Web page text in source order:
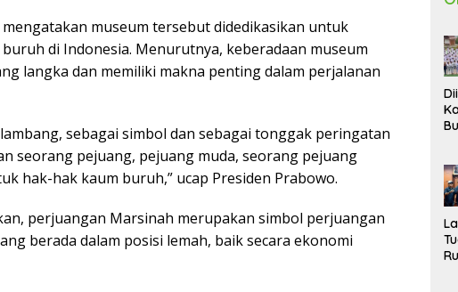
museum tersebut didedikasikan untuk
di Indonesia. Menurutnya, keberadaan museum
langka dan memiliki makna penting dalam perjalanan
sebagai simbol dan sebagai tonggak peringatan
seorang pejuang, pejuang muda, seorang pejuang
hak-hak kaum buruh,” ucap Presiden Prabowo.
perjuangan Marsinah merupakan simbol perjuangan
berada dalam posisi lemah, baik secara ekonomi